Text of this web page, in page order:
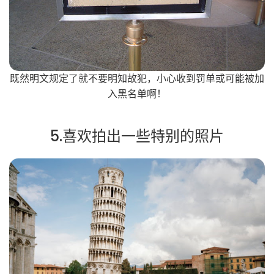
既然明文规定了就不要明知故犯，小心收到罚单或可能被加
入黑名单啊！
5.喜欢拍出一些特别的照片